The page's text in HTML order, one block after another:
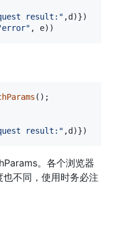
result:" ,d )})
, e) )
( ) ;
result:" ,d )})
。各个浏览器
不同，使用时务必注